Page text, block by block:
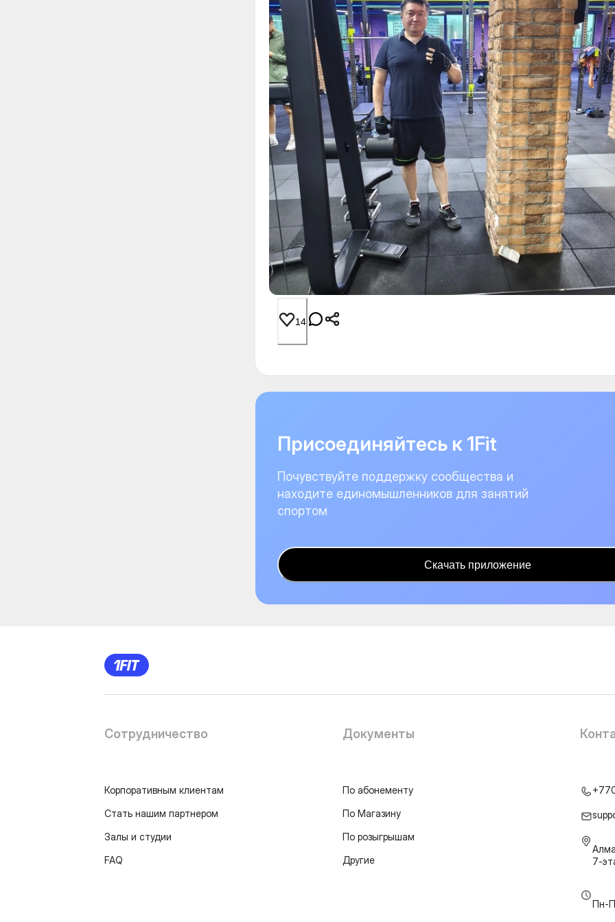
14
Присоединяйтесь к 1Fit
Почувствуйте поддержку сообщества и
находите единомышленников для занятий
спортом
Скачать приложение
Сотрудничество
Корпоративным клиентам
Стать нашим партнером
Залы и студии
FAQ
Документы
По абонементу
По Магазину
По розыгрышам
Другие
7-
Пн-